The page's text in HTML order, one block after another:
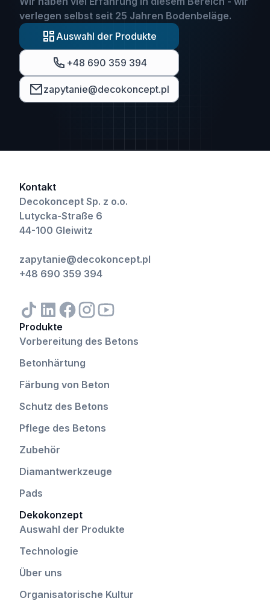
verlegen selbst seit 25 Jahren Bodenbeläge.
Auswahl der Produkte
+48 690 359 394
zapytanie@decokoncept.pl
Kontakt
Decokoncept Sp. z o.o.
Lutycka-Straße 6
44-100 Gleiwitz
zapytanie@decokoncept.pl
+48 690 359 394
Produkte
Vorbereitung des Betons
Betonhärtung
Färbung von Beton
Schutz des Betons
Pflege des Betons
Zubehör
Diamantwerkzeuge
Pads
Dekokonzept
Auswahl der Produkte
Technologie
Über uns
Organisatorische Kultur